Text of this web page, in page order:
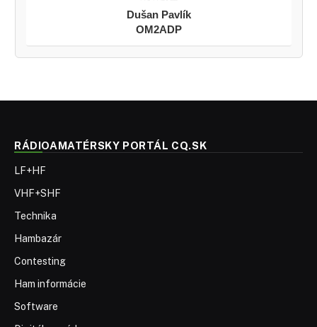
Dušan Pavlík
OM2ADP
RÁDIOAMATÉRSKY PORTÁL CQ.SK
LF+HF
VHF+SHF
Technika
Hambazár
Contesting
Ham informácie
Software